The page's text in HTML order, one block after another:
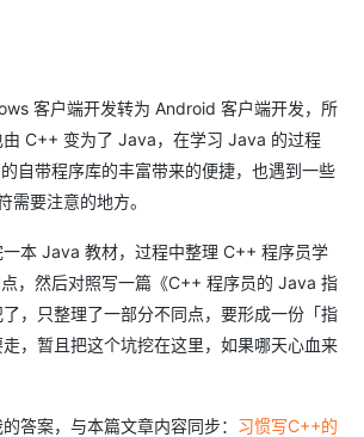
客户端开发转为 Android 客户端开发，所
由 C++ 变为了 Java，在学习 Java 的过程
自带程序库的丰富带来的便捷，也遇到一些
需要注意的地方。
本 Java 教材，过程中整理 C++ 程序员学
，然后对照写一篇《C++ 程序员的 Java 指
，只整理了一部分不同点，要形成一份「指
，暂且把这个坑挖在这里，如果哪天心血来
答案，与本篇文章内容同步： 习惯写C++的